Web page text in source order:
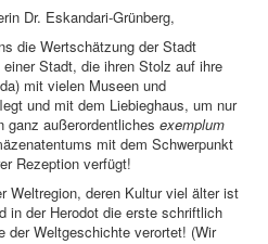
Dr. Eskandari-Grünberg,
die Wertschätzung der Stadt
Stadt, die ihren Stolz auf ihre
mit vielen Museen und
und mit dem Liebieghaus, um nur
ganz außerordentliches exemplum
mit dem Schwerpunkt
Rezeption verfügt!
Weltregion, deren Kultur viel älter ist
in der Herodot die erste schriftlich
der Weltgeschichte verortet! (Wir